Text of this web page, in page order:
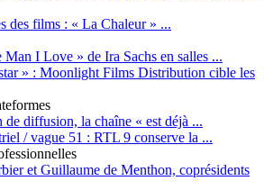
des films : « La Chaleur » ...
Man I Love » de Ira Sachs en salles ...
» : Moonlight Films Distribution cible les
de diffusion, la chaîne « est déjà ...
/ vague 51 : RTL 9 conserve la ...
et Guillaume de Menthon, coprésidents